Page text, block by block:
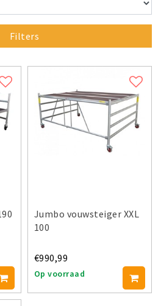
Filters
Jumbo vouwsteiger XXL
100
€990,99
Op voorraad